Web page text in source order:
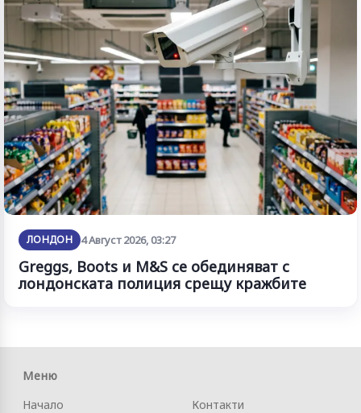
ЛОНДОН 4 Август 2026, 03:27
Greggs, Boots и M&S се обединяват с
лондонската полиция срещу кражбите
Меню
Начало
Контакти